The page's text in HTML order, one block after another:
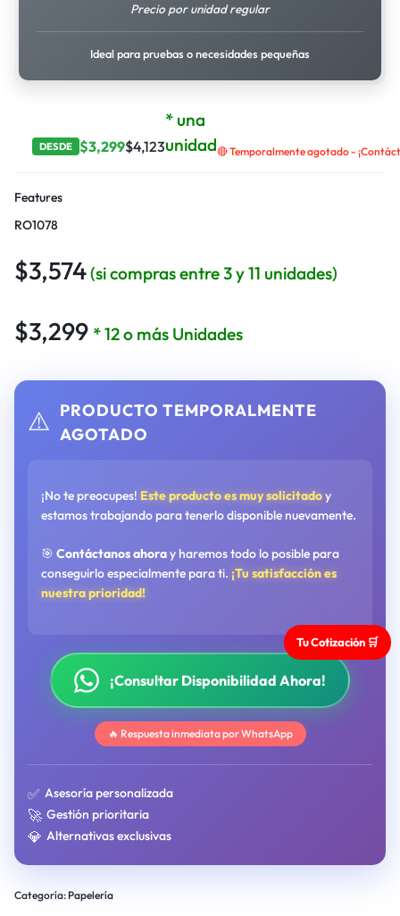
Precio por unidad regular
Ideal para pruebas o necesidades pequeñas
DESDE $3,299$4,123
* una
unidad🔴 Temporalmente agotado -
Features
RO1078
$3,574(si compras entre 3 y 11 unidades)
$3,299 * 12 o más Unidades
⚠️
PRODUCTO TEMPORALMENTE
AGOTADO
¡No te preocupes! Este producto es muy solicitadoy
estamos trabajando para tenerlo disponible nuevamente.
🎯 Contáctanos ahoray haremos todo lo posible para
conseguirlo especialmente para ti. ¡Tu satisfacción es
nuestra prioridad!
¡Consultar Disponibilidad Ahora!
🔥 Respuesta inmediata por WhatsApp
✅ Asesoría personalizada
🚀 Gestión prioritaria
💎 Alternativas exclusivas
Categoría: Papelería
Tu Cotización 🛒